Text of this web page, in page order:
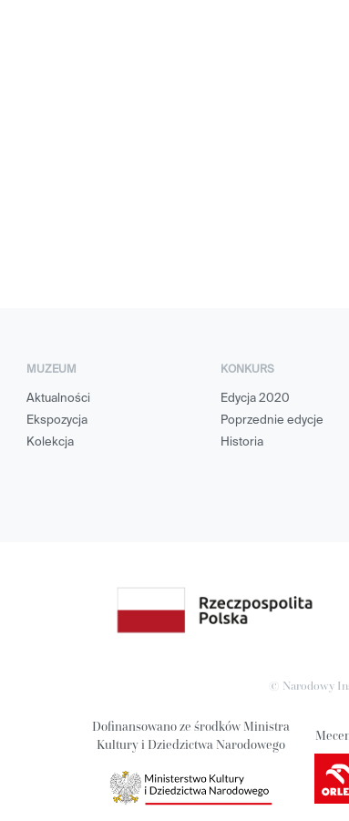
KONKURS
Edycja 2020
Poprzednie edycje
Historia
MUZEUM
Aktualności
Ekspozycja
Kolekcja
© Narodowy
Dofinansowano ze środków Ministra
Kultury i Dziedzictwa Narodowego